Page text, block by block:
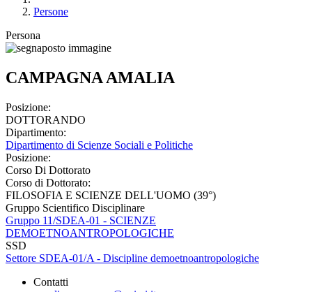
Persone
Persona
CAMPAGNA AMALIA
Posizione:
DOTTORANDO
Dipartimento:
Dipartimento di Scienze Sociali e Politiche
Posizione:
Corso Di Dottorato
Corso di Dottorato:
FILOSOFIA E SCIENZE DELL'UOMO (39°)
Gruppo Scientifico Disciplinare
Gruppo 11/SDEA-01 - SCIENZE
DEMOETNOANTROPOLOGICHE
SSD
Settore SDEA-01/A - Discipline demoetnoantropologiche
Contatti